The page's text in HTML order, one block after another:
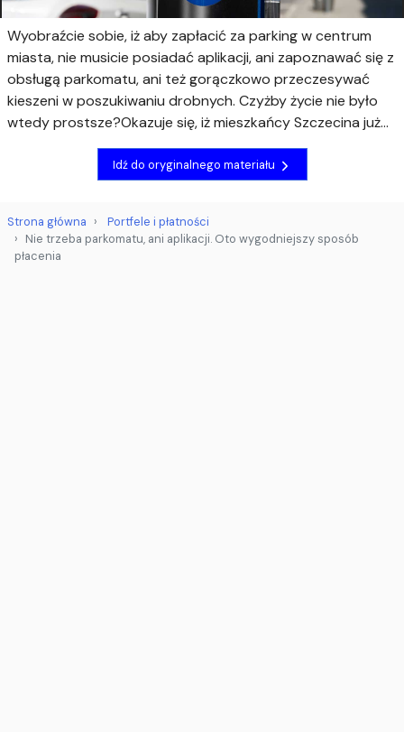
Wyobraźcie sobie, iż aby zapłacić za parking w centrum
miasta, nie musicie posiadać aplikacji, ani zapoznawać się z
obsługą parkomatu, ani też gorączkowo przeczesywać
kieszeni w poszukiwaniu drobnych. Czyżby życie nie było
wtedy prostsze?Okazuje się, iż mieszkańcy Szczecina już...
Idź do oryginalnego materiału
Strona główna
Portfele i płatności
Nie trzeba parkomatu, ani aplikacji. Oto wygodniejszy sposób
płacenia